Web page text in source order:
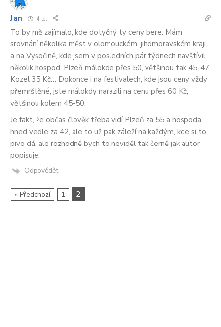
Jan 4 let
To by mě zajímalo, kde dotyčný ty ceny bere. Mám
srovnání několika měst v olomouckém, jihomoravském kraji
a na Vysočině, kde jsem v posledních pár týdnech navštívil
několik hospod. Plzeň málokde přes 50, většinou tak 45-47.
Kozel 35 Kč… Dokonce i na festivalech, kde jsou ceny vždy
přemrštěné, jste málokdy narazili na cenu přes 60 Kč,
většinou kolem 45-50.
Je fakt, že občas člověk třeba vidí Plzeň za 55 a hospoda
hned vedle za 42, ale to už pak záleží na každým, kde si to
pivo dá, ale rozhodně bych to neviděl tak černě jak autor
popisuje.
Odpovědět
« Předchozí 1 2